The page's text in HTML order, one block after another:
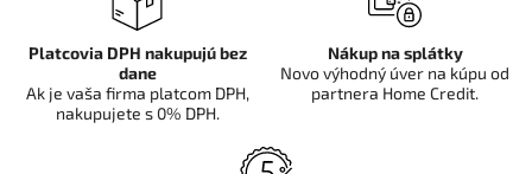
Platcovia DPH nakupujú bez
dane
Ak je vaša firma platcom DPH,
nakupujete s 0% DPH.
Nákup na splátky
Novo výhodný úver na kúpu od
partnera Home Credit.